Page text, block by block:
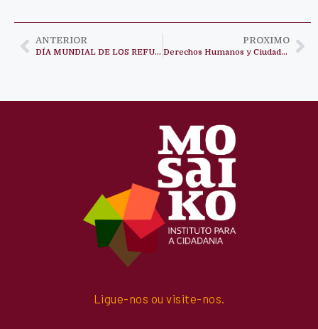
ANTERIOR
DÍA MUNDIAL DE LOS REFUGIADOS
PROXIMO
Derechos Humanos y Ciudadania
Ligue-nos ou visite-nos.